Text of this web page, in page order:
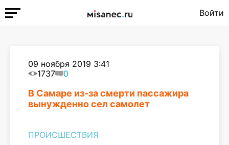
Войти
09 ноября 2019 3:41
1737
0
В Самаре из-за смерти пассажира
вынужденно сел самолет
ПРОИСШЕСТВИЯ